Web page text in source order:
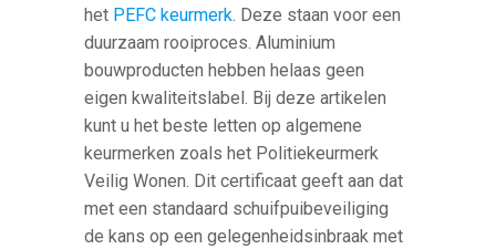
het PEFC keurmerk. Deze staan voor een
duurzaam rooiproces. Aluminium
bouwproducten hebben helaas geen
eigen kwaliteitslabel. Bij deze artikelen
kunt u het beste letten op algemene
keurmerken zoals het Politiekeurmerk
Veilig Wonen. Dit certificaat geeft aan dat
met een standaard schuifpuibeveiliging
de kans op een gelegenheidsinbraak met